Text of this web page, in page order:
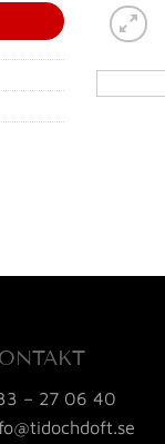
– 27 06 40